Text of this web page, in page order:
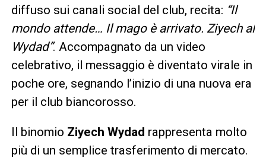
diffuso sui canali social del club, recita: “Il
mondo attende… Il mago è arrivato. Ziyech al
Wydad”. Accompagnato da un video
celebrativo, il messaggio è diventato virale in
poche ore, segnando l’inizio di una nuova era
per il club biancorosso.
Il binomio Ziyech Wydad rappresenta molto
più di un semplice trasferimento di mercato.